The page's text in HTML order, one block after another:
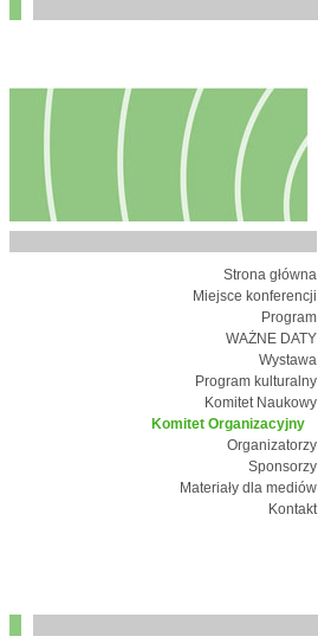
Strona główna
Miejsce konferencji
Program
WAŻNE DATY
Wystawa
Program kulturalny
Komitet Naukowy
Komitet Organizacyjny
Organizatorzy
Sponsorzy
Materiały dla mediów
Kontakt